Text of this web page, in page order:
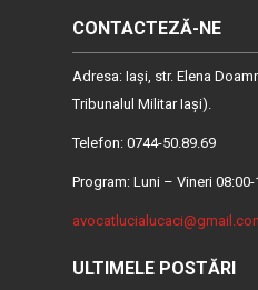
CONTACTEZĂ-NE
Adresa: Iaşi, str. Elena
Tribunalul Militar Iaşi).
Telefon: 0744-50.89.69
Program: Luni – Vineri 08:00-
ULTIMELE POSTĂRI